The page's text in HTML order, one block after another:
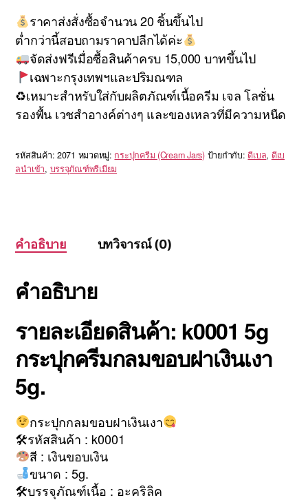
ราคาส่งสั่งซื้อจำนวน 20 ชิ้นขึ้นไป
ต่ำกว่านี้สอบถามราคาปลีกได้ค่ะ
จัดส่งฟรีเมื่อซื้อสินค้าครบ 15,000 บาทขึ้นไป
เฉพาะกรุงเทพฯและปริมณฑล
♻เหมาะสำหรับใส่กับผลิตภัณฑ์เนื้อครีม เจล โลชั่น
รองพื้น เวชสำอางค์ต่างๆ และของเหลวที่มีความหนืด
รหัสสินค้า: 2071 หมวดหมู่: กระปุกครีม (Cream Jars) ป้ายกำกับ:ดีเบล, ดีเบ
ลนำเข้า, บรรจุภัณฑ์พรีเมียม
คำอธิบาย บทวิจารณ์ (0)
คำอธิบาย
รายละเอียดสินค้า: k0001 5g
กระปุกครีมกลมขอบฝาเงินเงา
5g.
กระปุกกลมขอบฝาเงินเงา
🛠รหัสสินค้า : k0001
สี : เงินขอบเงิน
ขนาด : 5g.
🛠บรรจุภัณฑ์เนื้อ : อะคริลิค